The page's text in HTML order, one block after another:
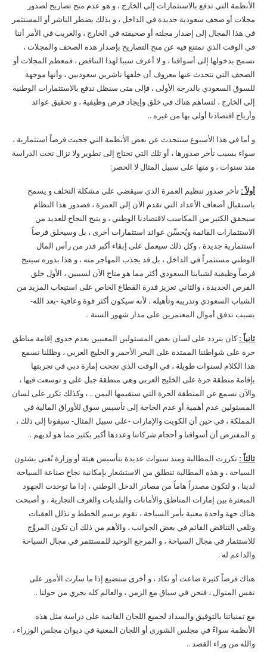
الأنظمة التي تدفع بالاستثمارات إلى الخارج ، و هو عدم منح تصاريح لصدور
مجلات أو صحف سعودية جديدة في الداخل ، و بذلك يضطر الناشر أو المستثمر
في هذا المجال إلى إصدار مجلته أو صحيفته في الخارج ، والغريب في الأمر أننا
في الوقت الذي نمتنع فيه عن منح التصاريح بإصدار هذه الصحف والمجلات ،
نسمح بدخولها إلى أسواقنا ، و لا أعرف سببا لهذا التناقض ، فمعظم المجلات أو
الصحف التي نتحدث عنها معروف أن خلفها ناشرين سعوديين ، وأنها موجهة
للسوق السعودي بالدرجة الأولى ، فإلى متى سنظل ندفع بالاستثمارات الوطنية
إلى الخارج ، لتساهم هناك في خلق وإيجاد فرص وظيفية ، و تحقيق عوائد
وأرباح اقتصادنا أولى بها من غيره ..
و أما في هذا الأسبوع سنتحدث عن بعض الأنظمة التي حجبت فرصاً استثمارية ،
سواء بسبب تأخر صدورها ، أو تلك التي تحتاج إلى تطوير ولا تزال تحت الدراسة
منذ سنوات ، و منها على سبيل المثال لا الحصر:
أولاً : تأخر صدور تنظيم العمرة الذي سيقضي على مشكلة التخلف و يسمح
باستقبال أضعاف الأعداد التي تقدم الآن إلى العمرة ، فصدور هذا النظام
سيحقق الكثير من المكاسب لاقتصادنا الوطني ، و يتيح النجاح للعديد من
الاستثمارات القائمة ويُحسِّن عوائد استثمارات أخرى ، بل وسيخلق فرصاً
استثمارية جديدة ، وكل ذلك سيعمل على إبقاء أكبر قدر من رأس المال
الوطني مستثمراً في الداخل ، بل قد يجذب المهاجر منه ، و هذا بدوره سيتيح
فرصاً وظيفية لشبابنا السعودي أكثر مما هو متاح الآن لسببين ، الأول خلق
الفرص الجديدة ، والثاني تعزيز قدرة القطاع الخاص على استيعاب المزيد من
الشباب السعودي وتدريبه وتأهيله ، لأنه سيكون أكثر قوة وعافية -بعد الله-
بسبب تدفق أموال المعتمرين على مدار شهور السنة ..
ثانياً :كان يتردد على لسان بعض المسئولين المعنيين بعدم جدوى إقامة مناطق
حرة على شواطئنا الممتدة على البحر الأحمر و الخليج العربي ، وظللنا نسمع
هذا الكلام لسنوات طويلة ، في الوقت الذي نجحت إمارة دبي في تجربتها
بإقامة منطقة حرة على الخليج العربي وهي منطقة جبل علي و توسعت فيها ،
والآن نسمع عن المنطقة الحرة التي ستقيمها اليمن .. ، وكذلك تكرر على لسان
المسئولين عدم أهمية أو عدم الحاجة إلى تأسيس سوق للأوراق المالية في
المملكة ، في حين أن الكويت والإمارات -على سبيل المثال- سبقونا إلى ذلك ،
و المفترض أن أسواقنا و أحجام شركاتنا وعددها أكبر بكثير مما هو لديهم ..
ثالثاً : تكررت المطالبة ومنذ سنوات عديدة بتأسيس هيئة أو وزارة تُعنى بشئون
السياحة ، و هذه المطالبة تنطلق من الاستشعار بإمكانية نجاح صناعة السياحة
لدينا ، و لتكون مصدراً هاماً من مصادر الدخل الوطني ، إذا ما توحدت الجهود
المبعثرة بين إمارات المناطق والأمانات والبلديات والغرف التجارية ، و أصبحت
هناك جهة واحدة معنية بأمر السياحة ، تقوم برسم الخطط و تذلل العقبات
وتلغي التناقض القائم في بعض الجوانب ، والأهم من ذلك أن تكون المروِّج
للاستثمار في مجال السياحة ، و المرجع الوحيد للمستثمر في مجال السياحة
والداعم له .
هناك فرصاً كثيرة ضاعت أو تكاد ، و أخرى ستضيع إذا ما سارت الأمور على
نفس المنوال ، فنحن في سباق مع الزمن ، والعالم كله يجري من حولنا ..
مع تمنياتنا بالتوفيق والسداد لجميع اللجان القائمة على دراسة مثل هذه
الأنظمة سواءً في مجلس الشورى أو اللجان المعنية في ديوان مجلس الوزراء ،
والله من وراء القصد ..